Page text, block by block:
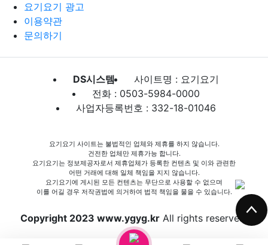
요기요기 광고
이용약관
문의하기
DS시스템
사이트명 : 요기요기
전화 : 0503-5984-0000
사업자등록번호 : 332-18-01046
요기요기 사이트는 불법적인 업체와 제휴를 하지 않습니다.
건전한 업체만 제휴가능 합니다.
요기요기는 정보제공자로서 제휴업체가 등록한 컨텐츠 및 이와 관련한
어떤 거래에 대해 일체 책임을 지지 않습니다.
요기요기에 게시된 모든 컨텐츠는 무단으로 사용할 수 없으며
이를 어길 경우 저작권법에 의거하여 법적 책임을 물을 수 있습니다.
Copyright 2023 www.ygyg.kr All rights reserved.